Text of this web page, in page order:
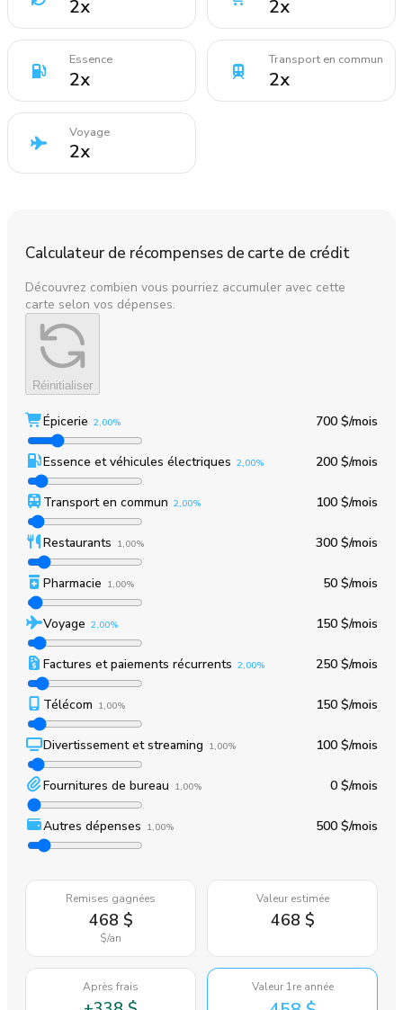
2x 2x
Essence
2x
Transport en commun
2x
Voyage
2x
Calculateur de récompenses de carte de crédit
Découvrez combien vous pourriez accumuler avec cette
carte selon vos dépenses.
Réinitialiser
Épicerie 2,00% 700 $/mois
Essence et véhicules électriques 2,00% 200 $/mois
Transport en commun 2,00% 100 $/mois
Restaurants 1,00% 300 $/mois
Pharmacie 1,00% 50 $/mois
Voyage 2,00% 150 $/mois
Factures et paiements récurrents 2,00% 250 $/mois
Télécom 1,00% 150 $/mois
Divertissement et streaming 1,00% 100 $/mois
Fournitures de bureau 1,00% 0 $/mois
Autres dépenses 1,00% 500 $/mois
Remises gagnées
468 $
$/an
Valeur estimée
468 $
Après frais Valeur 1re année